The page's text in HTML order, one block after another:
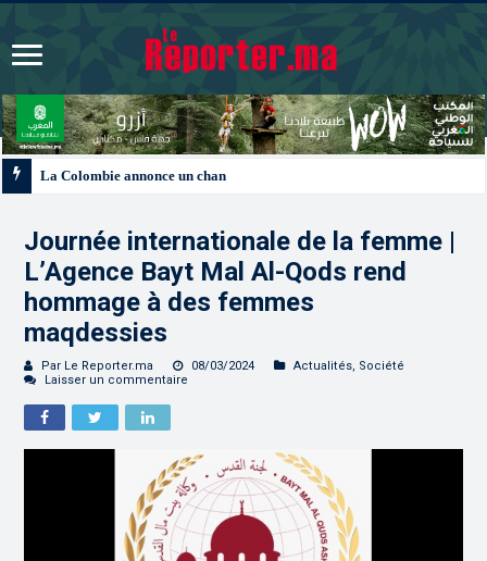
Journée internationale de la femme |
L’Agence Bayt Mal Al-Qods rend
hommage à des femmes
maqdessies
Par Le Reporter.ma 08/03/2024 Actualités, Société
Laisser un commentaire